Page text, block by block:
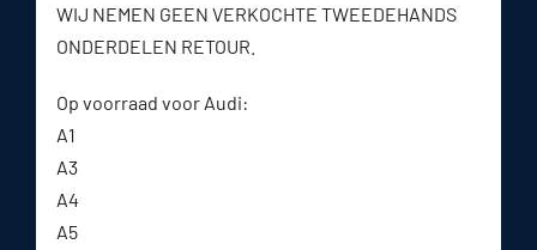
WIJ NEMEN GEEN VERKOCHTE TWEEDEHANDS
ONDERDELEN RETOUR.
Op voorraad voor Audi:
A1
A3
A4
A5